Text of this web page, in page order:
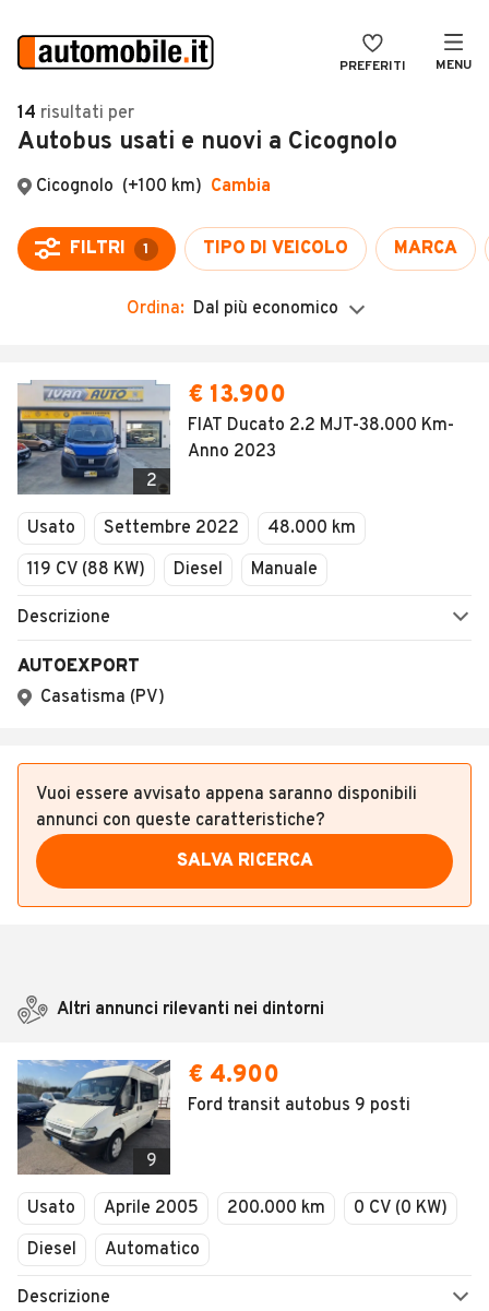
PREFERITI MENU
Auto
Auto usate
Auto Km 0
Auto Nuove
Noleggio a lungo termine
Moto
Camper
Veicoli Commerciali
Concessionari
VENDI
MAGAZINE
ACCEDI
14 risultati per
Autobus usati e nuovi a Cicognolo
Ordina: Dal più economico
2
€ 13.900
FIAT Ducato 2.2 MJT-38.000 Km-
Anno 2023
Usato Settembre 2022
48.000 km
119 CV (88 KW)
Diesel Manuale
Descrizione
AUTOEXPORT
Casatisma (PV)
Vuoi essere avvisato appena saranno disponibili
annunci con queste caratteristiche?
SALVA RICERCA
Altri annunci rilevanti nei dintorni
9
€ 4.900
Ford transit autobus 9 posti
Usato Aprile 2005 200.000 km
0 CV (0 KW)
Diesel
Automatico
Descrizione